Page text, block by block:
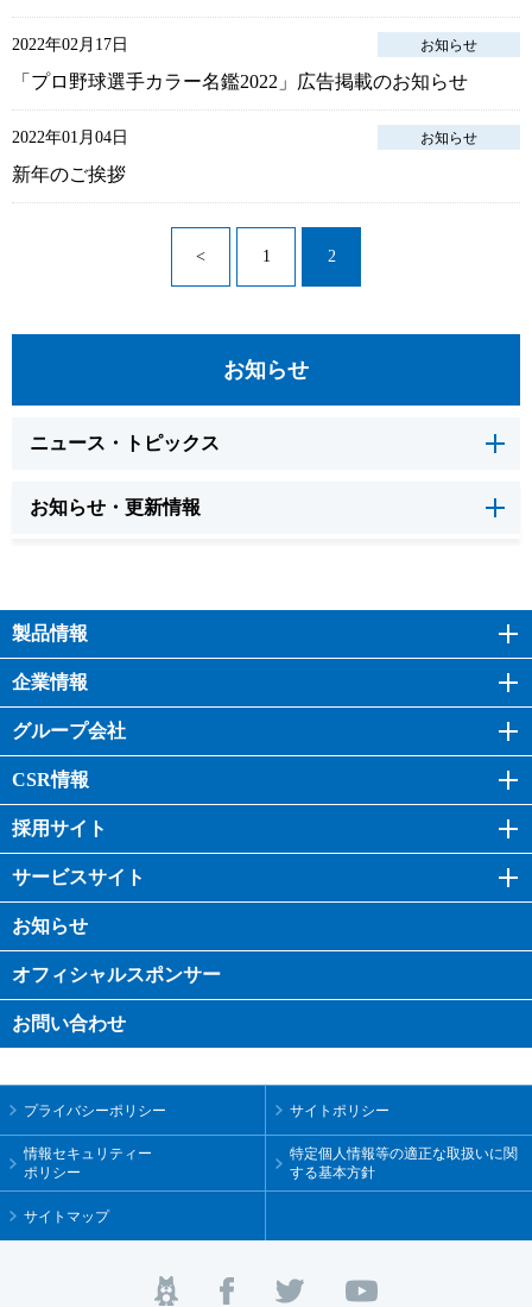
2022年02月17日 お知らせ
「プロ野球選手カラー名鑑2022」広告掲載のお知らせ
2022年01月04日 お知らせ
新年のご挨拶
< 1 2
お知らせ
ニュース・トピックス
お知らせ・更新情報
製品情報
企業情報
グループ会社
CSR情報
採用サイト
サービスサイト
お知らせ
オフィシャルスポンサー
お問い合わせ
プライバシーポリシー サイトポリシー
情報セキュリティー
ポリシー
特定個人情報等の適正な取扱いに関
する基本方針
サイトマップ